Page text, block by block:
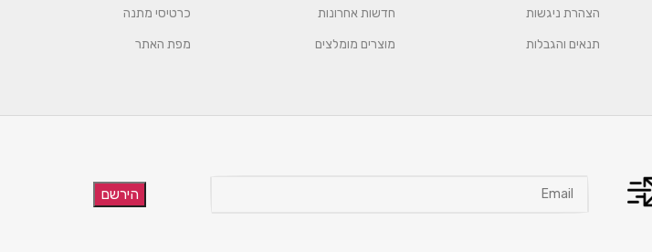
הצהרת ניגשות
תנאים והגבלות
חדשות אחרונות
מוצרים מומלצים
כרטיסי מתנה
מפת האתר
הירשם